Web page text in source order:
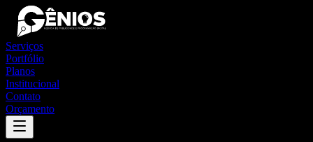
Serviços
Portfólio
Planos
Institucional
Contato
Orçamento